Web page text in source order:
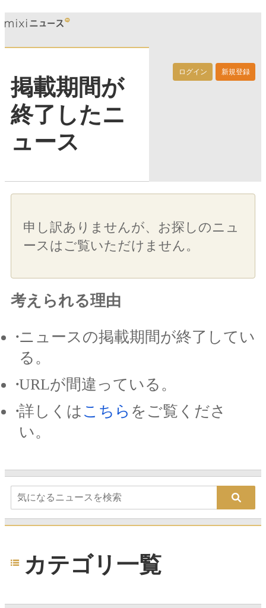
ログイン 新規登録
掲載期間が
終了したニ
ュース
申し訳ありませんが、お探しのニュ
ースはご覧いただけません。
考えられる理由
ニュースの掲載期間が終了してい
る。
URLが間違っている。
詳しくは こちら をご覧くださ
い。
カテゴリ一覧